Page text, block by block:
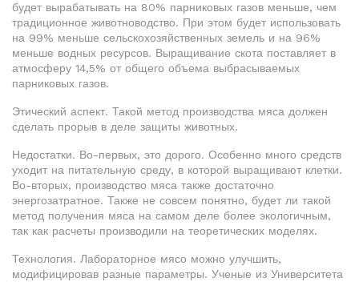
будет вырабатывать на 80% парниковых газов меньше, чем
традиционное животноводство. При этом будет использовать
на 99% меньше сельскохозяйственных земель и на 96%
меньше водных ресурсов. Выращивание скота поставляет в
атмосферу 14,5% от общего объема выбрасываемых
парниковых газов.
Этический аспект. Такой метод производства мяса должен
сделать прорыв в деле защиты животных.
Недостатки. Во-первых, это дорого. Особенно много средств
уходит на питательную среду, в которой выращивают клетки.
Во-вторых, производство мяса также достаточно
энергозатратное. Также не совсем понятно, будет ли такой
метод получения мяса на самом деле более экологичным,
так как расчеты производили на теоретических моделях.
Технология. Лабораторное мясо можно улучшить,
модифицировав разные параметры. Ученые из Университета